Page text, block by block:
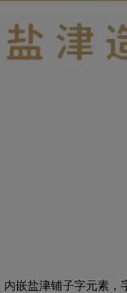
嵌盐津铺子字元素